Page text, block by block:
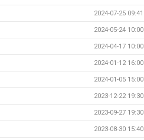
2024-07-25 09:41
2024-05-24 10:00
2024-04-17 10:00
2024-01-12 16:00
2024-01-05 15:00
2023-12-22 19:30
2023-09-27 19:30
2023-08-30 15:40